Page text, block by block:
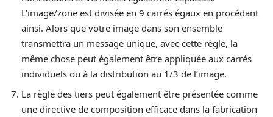
L’image/zone est divisée en 9 carrés égaux en procédant
ainsi. Alors que votre image dans son ensemble
transmettra un message unique, avec cette règle, la
même chose peut également être appliquée aux carrés
individuels ou à la distribution au 1/3 de l’image.
La règle des tiers peut également être présentée comme
une directive de composition efficace dans la fabrication